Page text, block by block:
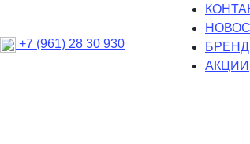
+7 (961) 28 30 930
АКЦИИ